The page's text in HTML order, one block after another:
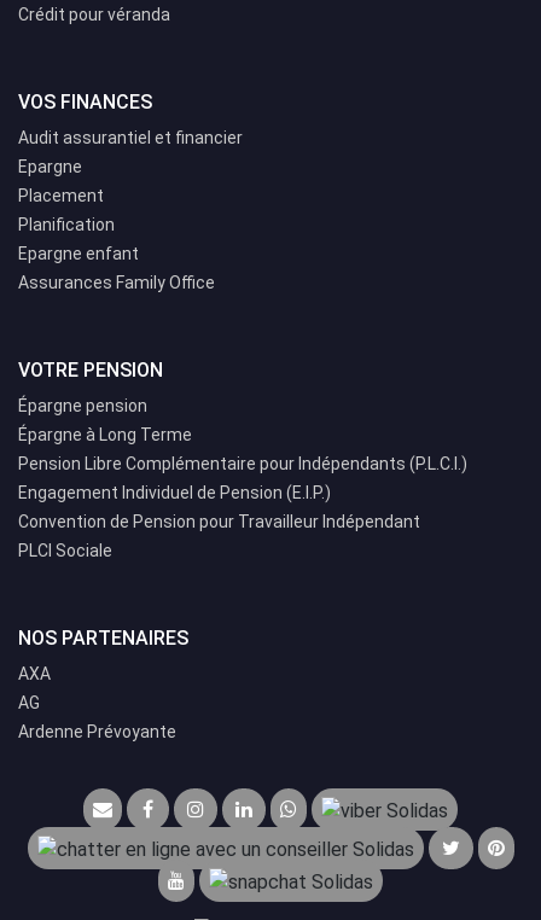
Crédit pour véranda
VOS FINANCES
Audit assurantiel et financier
Epargne
Placement
Planification
Epargne enfant
Assurances Family Office
VOTRE PENSION
Épargne pension
Épargne à Long Terme
Pension Libre Complémentaire pour Indépendants (P.L.C.I.)
Engagement Individuel de Pension (E.I.P.)
Convention de Pension pour Travailleur Indépendant
PLCI Sociale
NOS PARTENAIRES
AXA
AG
Ardenne Prévoyante